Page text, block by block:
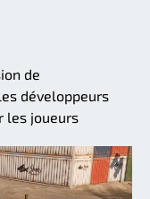
de
développeurs
les joueurs